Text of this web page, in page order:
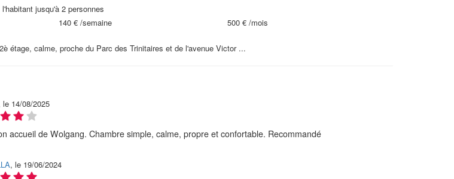
jusqu'à 2 personnes
140 €/semaine 500 €/mois
étage, calme, proche du Parc des Trinitaires et de l'avenue Victor ...
le 14/08/2025
accueil de Wolgang. Chambre simple, calme, propre et confortable. Recommandé
, le 19/06/2024